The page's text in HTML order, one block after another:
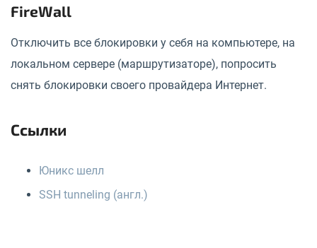
FireWall
Отключить все блокировки у себя на компьютере, на
локальном сервере (маршрутизаторе), попросить
снять блокировки своего провайдера Интернет.
Ссылки
Юникс шелл
SSH tunneling (англ.)